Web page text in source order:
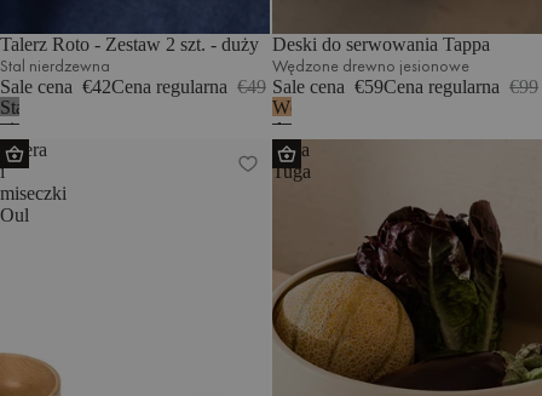
Talerz Roto - Zestaw 2 szt. - duży
Stal nierdzewna
Sale cena €42Cena regularna €49
Stal
nierdzewna
Deski do serwowania Tappa
Wędzone drewno jesionowe
Sale cena €59Cena regularna €99
Wędzone
drewno
jesionowe
Patera
i
miseczki
Oul
Misa
Tuga